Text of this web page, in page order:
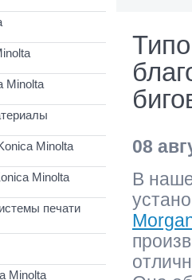
08
В
Minolta
Minolta
Minolta
печати
Minolta